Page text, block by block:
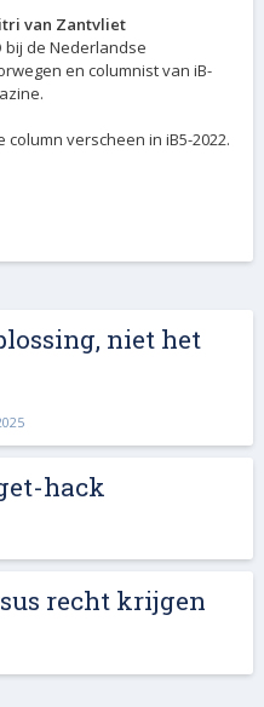
van Zantvliet
bij de Nederlandse
en columnist van iB-
column verscheen in iB5-2022.
niet het
hack
recht krijgen